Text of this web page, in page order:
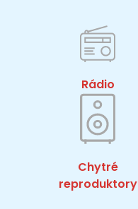
Rádio
Chytré
reproduktory